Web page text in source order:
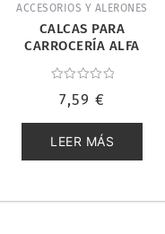
ACCESORIOS Y ALERONES
CALCAS PARA
CARROCERÍA ALFA
CHASIS. TAMIYA 9495256
con
de
5
7,59€
LEER MÁS